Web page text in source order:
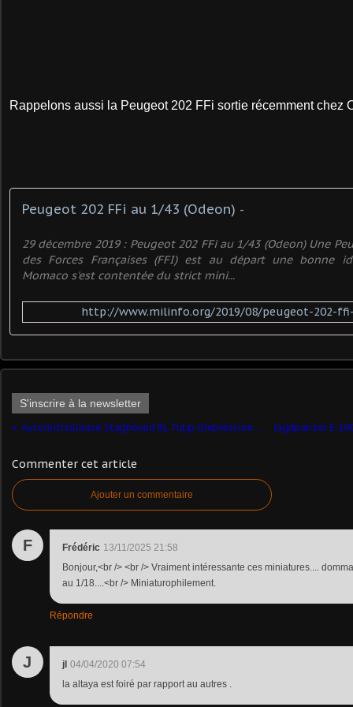
Rappelons aussi la Peugeot 202 FFi sortie récemment chez
Peugeot 202 FFi au 1/43 (Odeon) -
29 décembre 2019 : Peugeot 202 FFi au 1/43 (Odeon) Une
des Forces Françaises (FFI) est au départ une bonne
Momaco s'est contentée du strict mini...
http://www.milinfo.org/2019/08/peugeot-202-
S'inscrire à la newsletter
Automitrailleuse Staghound RL Tulip (Impression 3D - 1/43 - par Hervé C.) ​
Commenter cet article
Ajouter un commentaire
F Frédéric 13/11/2025 21:58
Bonjour,<br /> <br /> Vraiment intéressante ces miniatures....
au 1/18....<br /> Miniaturophilement.
Répondre
J jl 04/04/2020 07:54
la altaya est foiré par rapport au autres .